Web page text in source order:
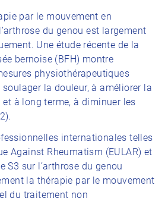
par le mouvement en
du genou est largement
Une étude récente de la
bernoise (BFH) montre
physiothérapeutiques
la douleur, à améliorer la
à long terme, à diminuer les
internationales telles
Against Rheumatism (EULAR) et
S3 sur l’arthrose du genou
la thérapie par le mouvement
du traitement non